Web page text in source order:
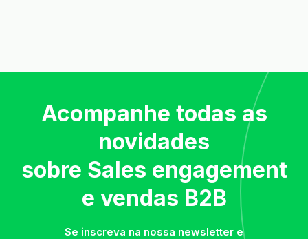
Acompanhe todas as
novidades
sobre Sales engagement
e vendas B2B
Se inscreva na nossa newsletter e